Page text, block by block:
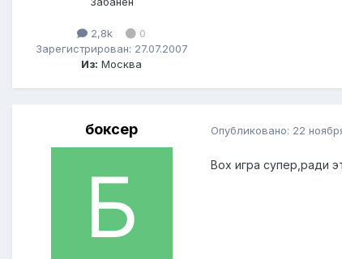
2,8k
0
Зарегистрирован: 27.07.2007
Из: Москва
боксер Опубликовано: 22
Вох игра супер,ради